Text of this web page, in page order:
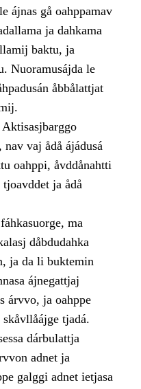
ájnas gå oahppamav
ja dahkama
baktu, ja
Nuoramusájda le
åbbålattjat
vaj ådå ájádusá
oahppi, åvddånahtti
ja ådå
ma
dåbdudahka
ja da li buktemin
ájnegattjaj
árvvo, ja oahppe
tjadá.
dárbulattja
adnet ja
galggi adnet ietjasa